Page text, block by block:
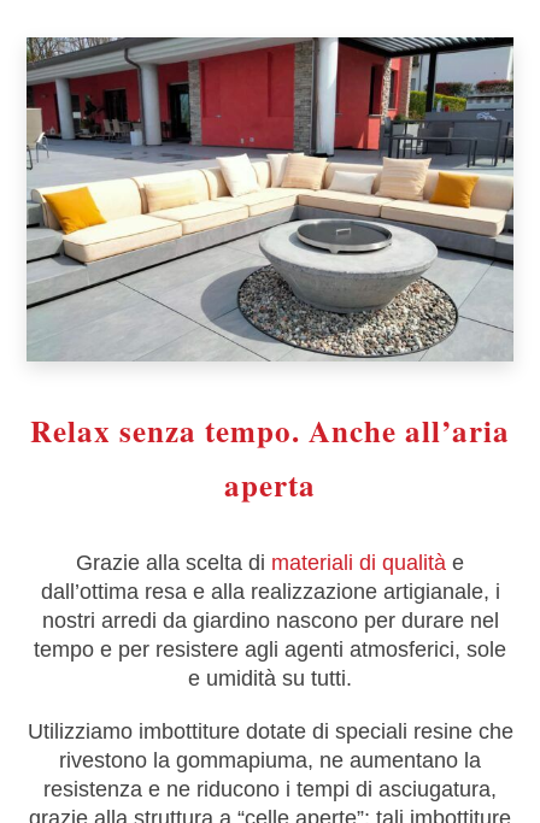
Relax senza tempo. Anche all’aria
aperta
Grazie alla scelta di materiali di qualità e
dall’ottima resa e alla realizzazione artigianale, i
nostri arredi da giardino nascono per durare nel
tempo e per resistere agli agenti atmosferici, sole
e umidità su tutti.
Utilizziamo imbottiture dotate di speciali resine che
rivestono la gommapiuma, ne aumentano la
resistenza e ne riducono i tempi di asciugatura,
grazie alla struttura a “celle aperte”; tali imbottiture